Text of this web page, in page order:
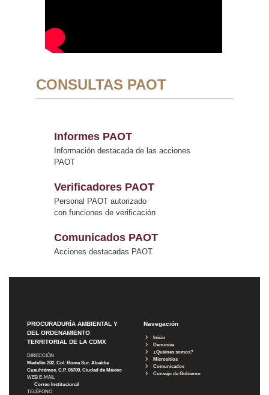
CONSULTAS PAOT
Informes PAOT
Información destacada de las acciones
PAOT
Verificadores PAOT
Personal PAOT autorizado
con funciones de verificación
Comunicados PAOT
Acciones destacadas PAOT
PROCURADURÍA AMBIENTAL Y
DEL ORDENAMIENTO
TERRITORIAL DE LA CDMX
DIRECCIÓN
Medellín 202, Col. Roma Sur, Alcaldía
Cuauhtémoc, C.P. 06700, Ciudad de México
WEB E-MAIL
Correo Institucional
TELÉFONO
Navegación
Inicio
Denuncia
¿Quiénes somos?
Micrositios
Comunicados
Consejo de Gobierno